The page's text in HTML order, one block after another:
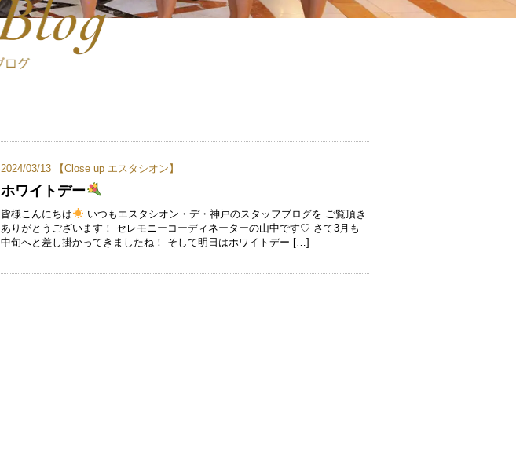
2024/03/13 【Close up エスタシオン】
ホワイトデー
皆様こんにちは
いつもエスタシオン・デ・神戸のスタッフブログを ご覧頂き
ありがとうございます！ セレモニーコーディネーターの山中です♡ さて3月も
中旬へと差し掛かってきましたね！ そして明日はホワイトデー […]